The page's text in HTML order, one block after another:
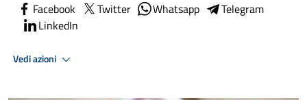
Facebook Twitter Whatsapp
Telegram
LinkedIn
Vedi azioni